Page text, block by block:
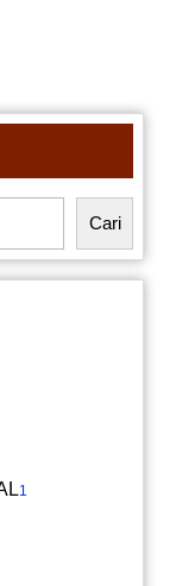
Cari
1